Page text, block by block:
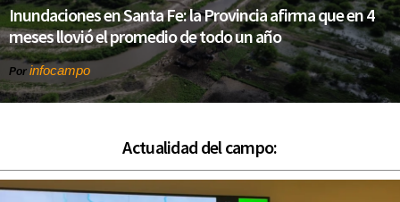
Inundaciones en Santa Fe: la Provincia afirma que en 4
meses llovió el promedio de todo un año
Por infocampo
Actualidad del campo: